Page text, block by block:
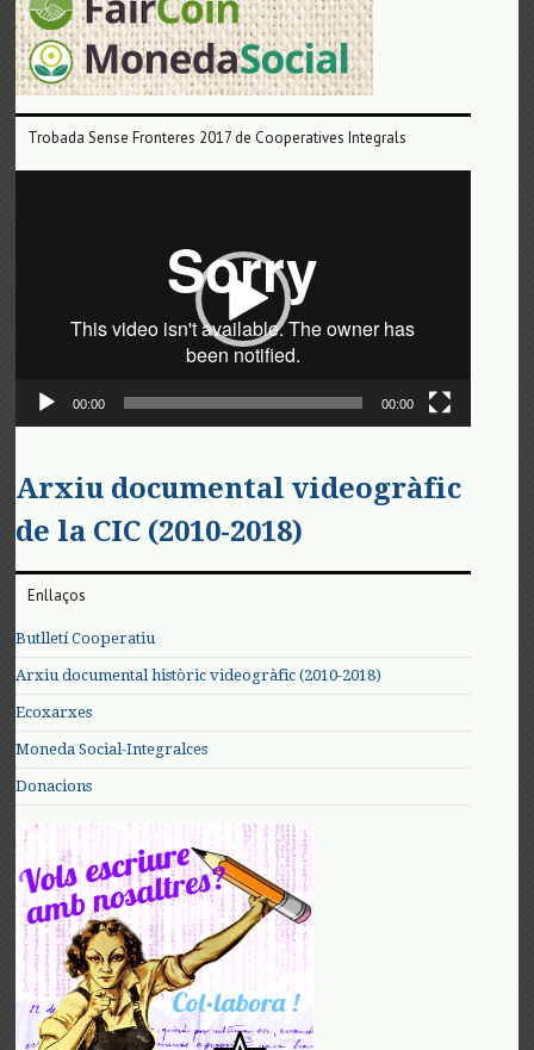
Trobada Sense Fronteres 2017 de Cooperatives Integrals
00:00 00:00
Arxiu documental videogràfic
de la CIC (2010-2018)
Enllaços
Butlletí Cooperatiu
Arxiu documental històric videogràfic (2010-2018)
Ecoxarxes
Moneda Social-Integralces
Donacions